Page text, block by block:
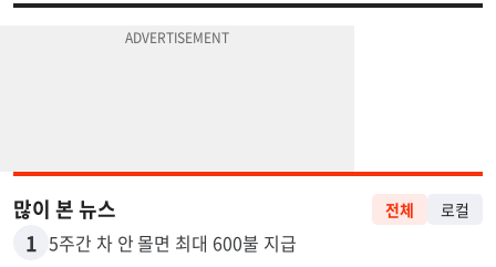
많이 본 뉴스 전체 로컬
1 5주간 차 안 몰면 최대 600불 지급